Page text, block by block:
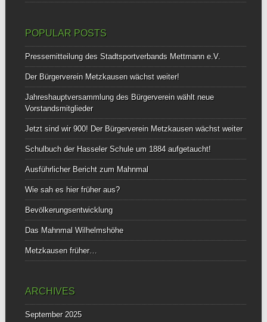
POPULAR POSTS
Pressemitteilung des Stadtsportverbands Mettmann e.V.
Der Bürgerverein Metzkausen wächst weiter!
Jahreshauptversammlung des Bürgerverein wählt neue
Vorstandsmitglieder
Jetzt sind wir 900! Der Bürgerverein Metzkausen wächst weiter
Schulbuch der Hasseler Schule um 1884 aufgetaucht!
Ausführlicher Bericht zum Mahnmal
Wie sah es hier früher aus?
Bevölkerungsentwicklung
Das Mahnmal Wilhelmshöhe
Metzkausen früher…
ARCHIVES
September 2025